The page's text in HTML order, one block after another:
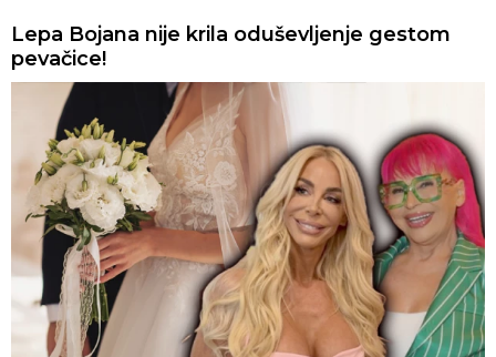
Lepa Bojana nije krila oduševljenje gestom
pevačice!